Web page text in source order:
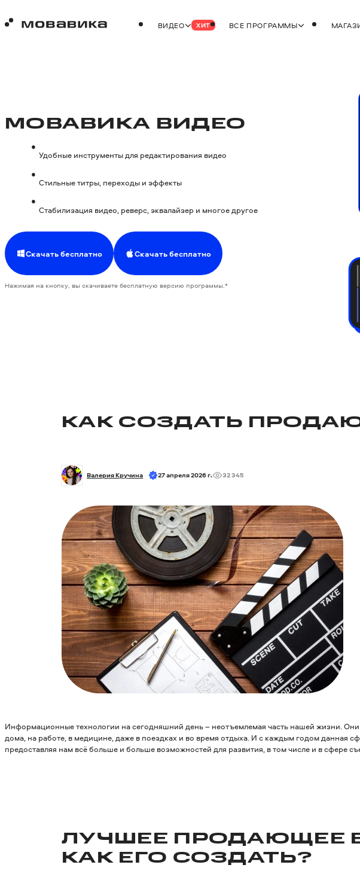
ВИДЕО ХИТ ВСЕ ПРОГРАММЫ
МОВАВИКА ВИДЕО
Удобные инструменты для редактирования видео
Стильные титры, переходы и эффекты
Стабилизация видео, реверс, эквалайзер и многое другое
Скачать бесплатно Скачать бесплатно
Нажимая на кнопку, вы скачиваете бесплатную версию программы.*
КАК СОЗДАТЬ
Валерия Кручина 27 апреля 2026 г. 32 345
Информационные технологии на сегодняшний день – неотъемлемая часть нашей жизни.
дома, на работе, в медицине, даже в поездках и во время отдыха. И с каждым годом данная
предоставляя нам всё больше и больше возможностей для развития, в том числе и в сфере
ЛУЧШЕЕ ПРОДАЮЩЕЕ
КАК ЕГО СОЗДАТЬ?